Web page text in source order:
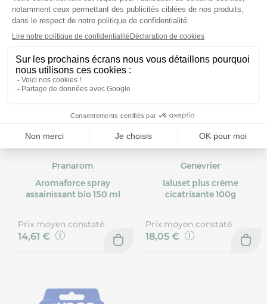
Pranarom
Aromaforce spray
assainissant bio 150 ml
Prix moyen constaté
14,61 €
Genevrier
Ialuset plus crème
cicatrisante 100g
Prix moyen constaté
18,05 €